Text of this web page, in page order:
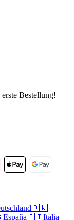
Bestellung!
🇩🇰
España🇮🇹Italia